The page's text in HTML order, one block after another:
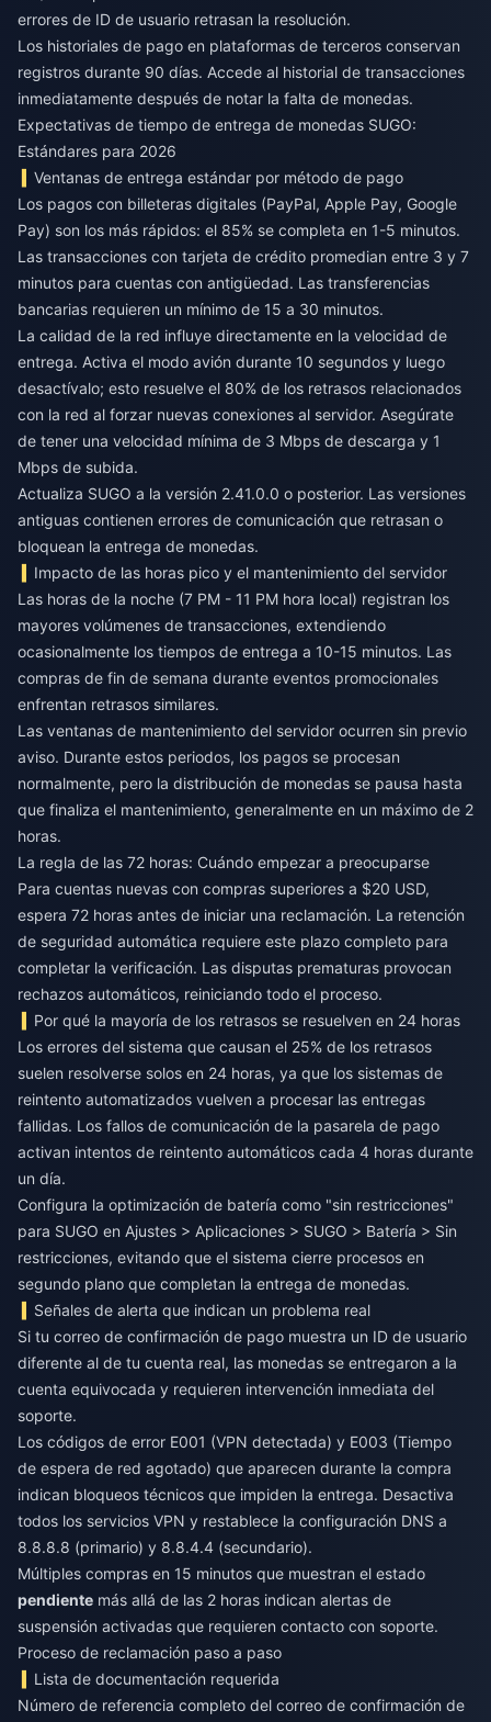
errores de ID de usuario retrasan la resolución.
Los historiales de pago en plataformas de terceros conservan
registros durante 90 días. Accede al historial de transacciones
inmediatamente después de notar la falta de monedas.
Expectativas de tiempo de entrega de monedas SUGO:
Estándares para 2026
Ventanas de entrega estándar por método de pago
Los pagos con billeteras digitales (PayPal, Apple Pay, Google
Pay) son los más rápidos: el 85% se completa en 1-5 minutos.
Las transacciones con tarjeta de crédito promedian entre 3 y 7
minutos para cuentas con antigüedad. Las transferencias
bancarias requieren un mínimo de 15 a 30 minutos.
La calidad de la red influye directamente en la velocidad de
entrega. Activa el modo avión durante 10 segundos y luego
desactívalo; esto resuelve el 80% de los retrasos relacionados
con la red al forzar nuevas conexiones al servidor. Asegúrate
de tener una velocidad mínima de 3 Mbps de descarga y 1
Mbps de subida.
Actualiza SUGO a la versión 2.41.0.0 o posterior. Las versiones
antiguas contienen errores de comunicación que retrasan o
bloquean la entrega de monedas.
Impacto de las horas pico y el mantenimiento del servidor
Las horas de la noche (7 PM - 11 PM hora local) registran los
mayores volúmenes de transacciones, extendiendo
ocasionalmente los tiempos de entrega a 10-15 minutos. Las
compras de fin de semana durante eventos promocionales
enfrentan retrasos similares.
Las ventanas de mantenimiento del servidor ocurren sin previo
aviso. Durante estos periodos, los pagos se procesan
normalmente, pero la distribución de monedas se pausa hasta
que finaliza el mantenimiento, generalmente en un máximo de 2
horas.
La regla de las 72 horas: Cuándo empezar a preocuparse
Para cuentas nuevas con compras superiores a $20 USD,
espera 72 horas antes de iniciar una reclamación. La retención
de seguridad automática requiere este plazo completo para
completar la verificación. Las disputas prematuras provocan
rechazos automáticos, reiniciando todo el proceso.
Por qué la mayoría de los retrasos se resuelven en 24 horas
Los errores del sistema que causan el 25% de los retrasos
suelen resolverse solos en 24 horas, ya que los sistemas de
reintento automatizados vuelven a procesar las entregas
fallidas. Los fallos de comunicación de la pasarela de pago
activan intentos de reintento automáticos cada 4 horas durante
un día.
Configura la optimización de batería como "sin restricciones"
para SUGO en Ajustes > Aplicaciones > SUGO > Batería > Sin
restricciones, evitando que el sistema cierre procesos en
segundo plano que completan la entrega de monedas.
Señales de alerta que indican un problema real
Si tu correo de confirmación de pago muestra un ID de usuario
diferente al de tu cuenta real, las monedas se entregaron a la
cuenta equivocada y requieren intervención inmediata del
soporte.
Los códigos de error E001 (VPN detectada) y E003 (Tiempo
de espera de red agotado) que aparecen durante la compra
indican bloqueos técnicos que impiden la entrega. Desactiva
todos los servicios VPN y restablece la configuración DNS a
8.8.8.8 (primario) y 8.8.4.4 (secundario).
Múltiples compras en 15 minutos que muestran el estado
pendiente más allá de las 2 horas indican alertas de
suspensión activadas que requieren contacto con soporte.
Proceso de reclamación paso a paso
Lista de documentación requerida
Número de referencia completo del correo de confirmación de